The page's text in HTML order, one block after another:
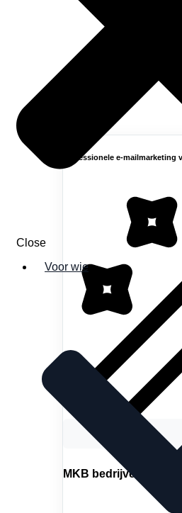
Professionele e-mailmarketing
MKB bedrijven
Close
Voor wie